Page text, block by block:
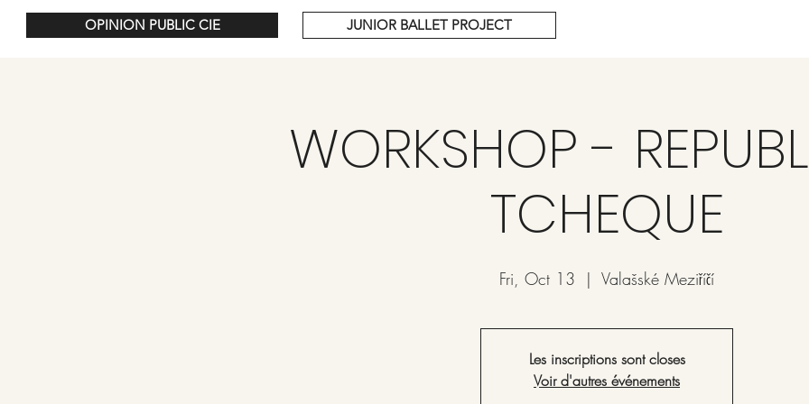
OPINION PUBLIC CIE JUNIOR BALLET PROJECT
WORKSHOP -
TCHEQUE
Fri, Oct 13
  |
Valašské Meziříčí
Les inscriptions sont closes
Voir d'autres événements